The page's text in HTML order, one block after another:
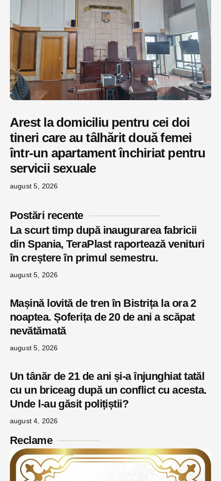
Arest la domiciliu pentru cei doi
tineri care au tâlhărit două femei
într-un apartament închiriat pentru
servicii sexuale
august 5, 2026
Postări recente
La scurt timp după inaugurarea fabricii
din Spania, TeraPlast raportează venituri
în creștere în primul semestru.
august 5, 2026
Mașină lovită de tren în Bistrița la ora 2
noaptea. Șoferița de 20 de ani a scăpat
nevătămată
august 5, 2026
Un tânăr de 21 de ani și-a înjunghiat tatăl
cu un briceag după un conflict cu acesta.
Unde l-au găsit polițiștii?
august 4, 2026
Reclame